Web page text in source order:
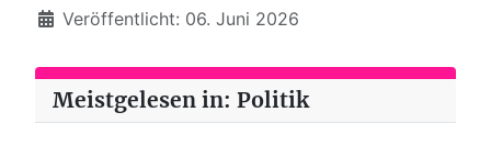
Veröffentlicht: 06. Juni 2026
Meistgelesen in: Politik